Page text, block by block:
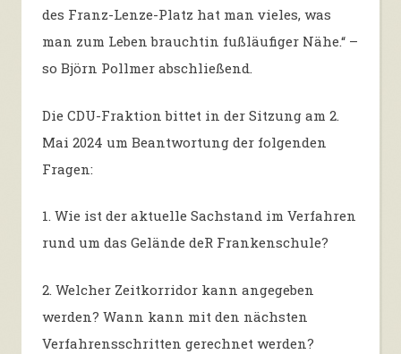
des Franz-Lenze-Platz hat man vieles, was
man zum Leben brauchtin fußläufiger Nähe.“ –
so Björn Pollmer abschließend.
Die CDU-Fraktion bittet in der Sitzung am 2.
Mai 2024 um Beantwortung der folgenden
Fragen:
1. Wie ist der aktuelle Sachstand im Verfahren
rund um das Gelände deR Frankenschule?
2. Welcher Zeitkorridor kann angegeben
werden? Wann kann mit den nächsten
Verfahrensschritten gerechnet werden?